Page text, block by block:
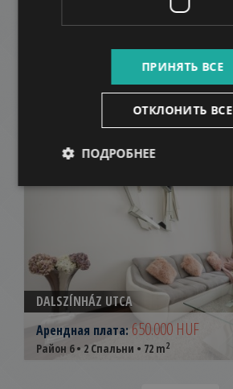
Арендная плата:439.000 HUF
Район 6 • 3 Спальни • 105 m
DALSZÍNHÁZ UTCA
Арендная плата: 650.000 HUF
Район 6 • 2 Спальни • 72 m2
ПРИНЯТЬ ВСЕ
ОТКЛОНИТЬ ВСЕ
ПОДРОБНЕЕ